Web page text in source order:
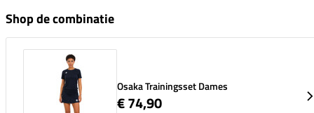
Shop de combinatie
Osaka Trainingsset Dames
€ 74,90